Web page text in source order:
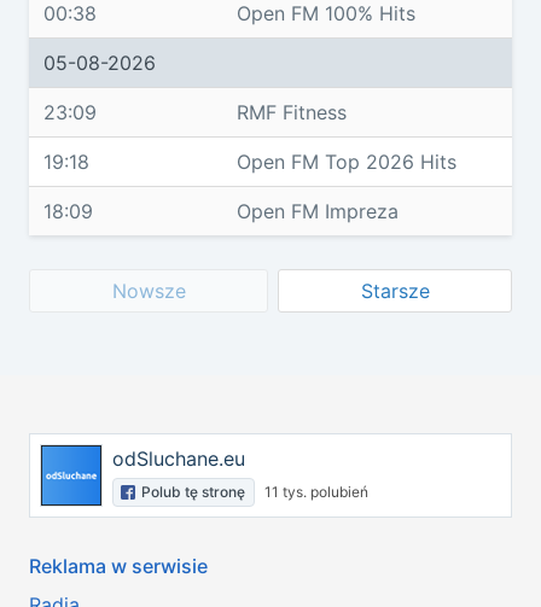
00:38 Open FM 100% Hits
05-08-2026
23:09 RMF Fitness
19:18 Open FM Top 2026 Hits
18:09 Open FM Impreza
Nowsze Starsze
odSluchane.eu
Polub tę stronę 11 tys. polubień
Reklama w serwisie